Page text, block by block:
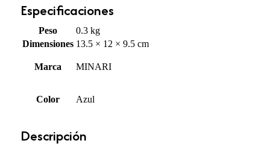
Especificaciones
Peso
0.3 kg
Dimensiones 13.5 × 12 × 9.5 cm
Marca MINARI
Color Azul
Descripción